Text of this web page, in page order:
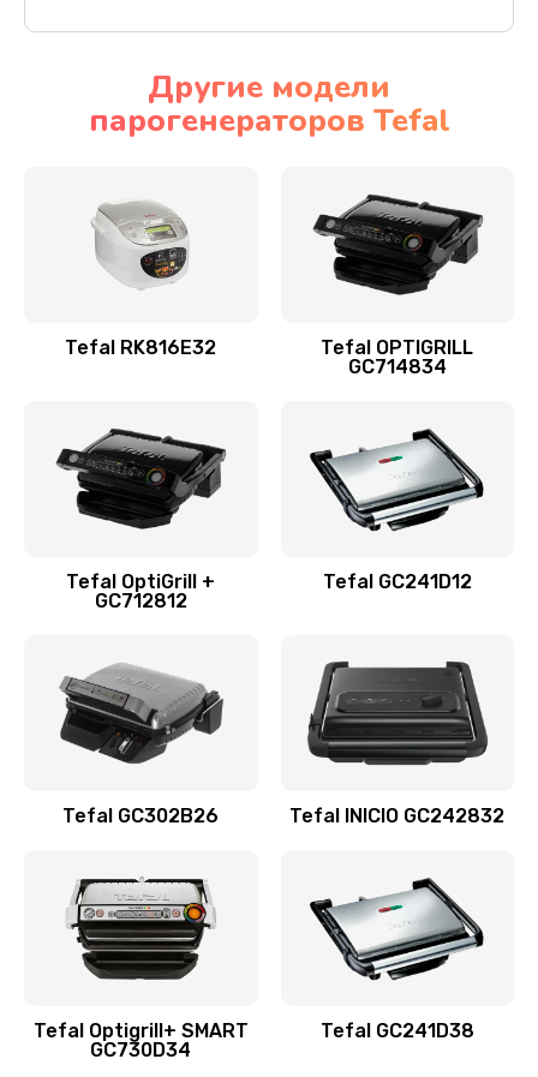
Другие модели
парогенераторов Tefal
Tefal RK816E32
Tefal OPTIGRILL
GC714834
Tefal OptiGrill +
GC712812
Tefal GC241D12
Tefal GC302B26 Tefal INICIO GC242832
Tefal Optigrill+ SMART
GC730D34
Tefal GC241D38